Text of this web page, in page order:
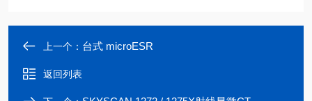
上一个： 台式 microESR
返回列表